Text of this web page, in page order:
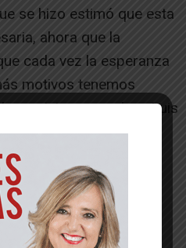
se hizo estimó que esta
ahora que la
cada vez la esperanza
motivos tenemos
servicios», concluye Luis
--